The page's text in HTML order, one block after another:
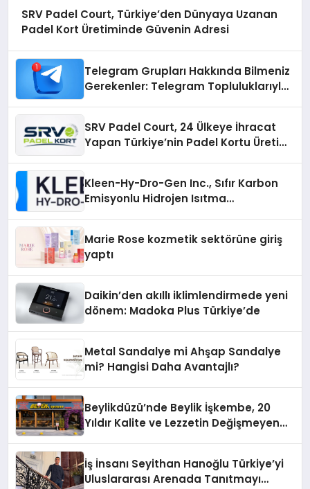
SRV Padel Court, Türkiye’den Dünyaya Uzanan
Padel Kort Üretiminde Güvenin Adresi
Telegram Grupları Hakkında Bilmeniz
Gerekenler: Telegram Topluluklarıyla
SRV Padel Court, 24 Ülkeye İhracat
Yapan Türkiye’nin Padel Kortu Üretim
Kleen-Hy-Dro-Gen Inc., Sıfır Karbon
Emisyonlu Hidrojen Isıtma
Marie Rose kozmetik sektörüne giriş
yaptı
Daikin’den akıllı iklimlendirmede yeni
dönem: Madoka Plus Türkiye’de
Metal Sandalye mi Ahşap Sandalye
mi? Hangisi Daha Avantajlı?
Beylikdüzü’nde Beylik İşkembe, 20
Yıldır Kalite ve Lezzetin Değişmeyen
İş İnsanı Seyithan Hanoğlu Türkiye’yi
Uluslararası Arenada Tanıtmayı